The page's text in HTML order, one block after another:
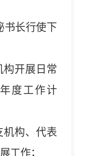
书长行使下
构开展日常
度工作计
机构、代表
工作；